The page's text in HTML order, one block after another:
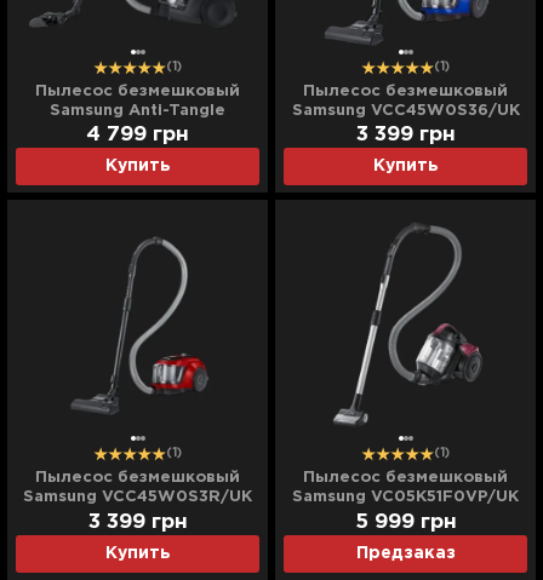
(1)
Пылесос безмешковый
Samsung Anti-Tangle
VC07M31A1HP/UK (Red)
Купить
4 799 грн
(1)
Пылесос безмешковый
Samsung VCC45W0S36/UK
(Blue)
Купить
3 399 грн
(1)
Пылесос безмешковый
Samsung VCC45W0S3R/UK
(Red)
Купить
3 399 грн
(1)
Пылесос безмешковый
Samsung VC05K51F0VP/UK
Предзаказ
5 999 грн